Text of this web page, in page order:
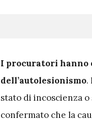
I procuratori hanno
dell’autolesionismo.
stato di incoscienza
confermato che la